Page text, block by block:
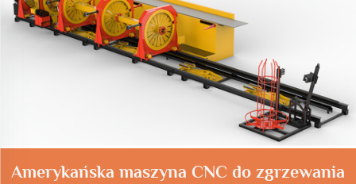
Amerykańska maszyna CNC do zgrzewania